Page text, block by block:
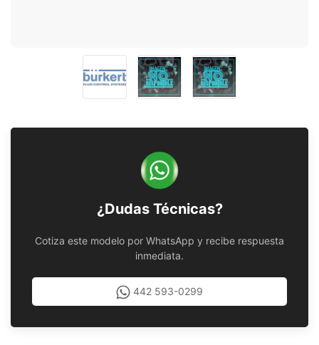
¿Dudas Técnicas?
Cotiza este modelo por WhatsApp y recibe respuesta
inmediata.
442 593-0299